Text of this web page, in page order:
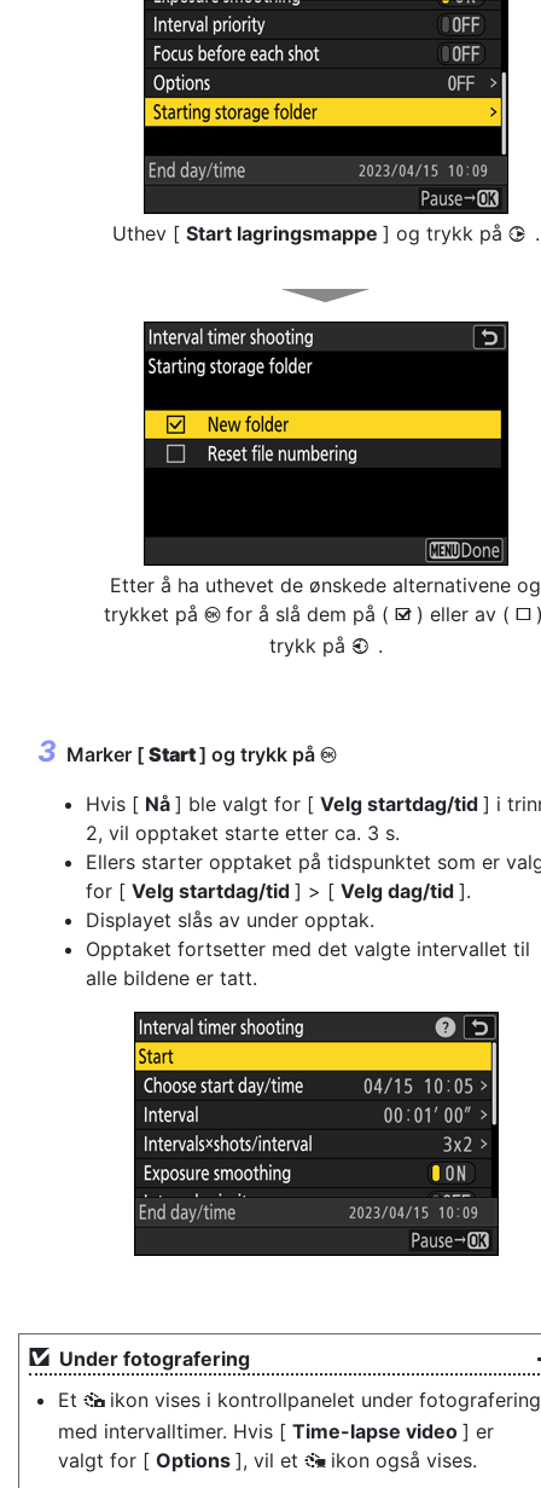
Uthev [ Start lagringsmappe ] og trykk på 2 .
Etter å ha uthevet de ønskede alternativene og
trykket på J for å slå dem på ( M ) eller av ( U
trykk på 4 .
Marker [ Start] og trykk på J
Hvis [ Nå ] ble valgt for [ Velg startdag/tid ] i
2, vil opptaket starte etter ca. 3 s.
Ellers starter opptaket på tidspunktet som er
for [ Velg startdag/tid ] > [ Velg dag/tid ].
Displayet slås av under opptak.
Opptaket fortsetter med det valgte intervallet til
alle bildene er tatt.
Under fotografering
Et 7 ikon vises i kontrollpanelet under fotografering
med intervalltimer. Hvis [ Time-lapse video ] er
valgt for [ Options ], vil et 8 ikon også vises.